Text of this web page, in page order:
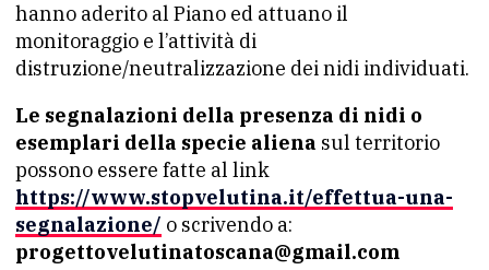
hanno aderito al Piano ed attuano il
monitoraggio e l’attività di
distruzione/neutralizzazione dei nidi individuati.
Le segnalazioni della presenza di nidi o
esemplari della specie aliena sul territorio
possono essere fatte al link
https://www.stopvelutina.it/effettua-una-
segnalazione/ o scrivendo a:
progettovelutinatoscana@gmail.com